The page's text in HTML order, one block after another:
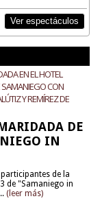
Ver espectáculos
EN EL HOTEL
SAMANIEGO CON
Y REMÍREZ DE
DE
IN
de la
de "Samaniego in
(leer más)